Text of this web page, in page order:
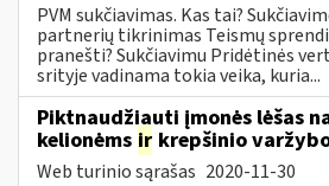
PVM sukčiavimas. Kas tai?
partnerių tikrinimas Teismų
pranešti? Sukčiavimu Pridėtinės
srityje vadinama tokia veika, kuria...
Piktnaudžiauti įmonės lėšas
kelionėms ir krepšinio
Web turinio sąrašas 2020-11-30